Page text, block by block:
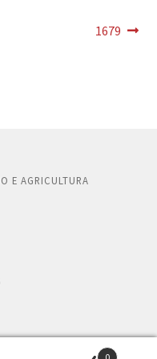
0 item(s)
Próximo
1679
E AGRICULTURA